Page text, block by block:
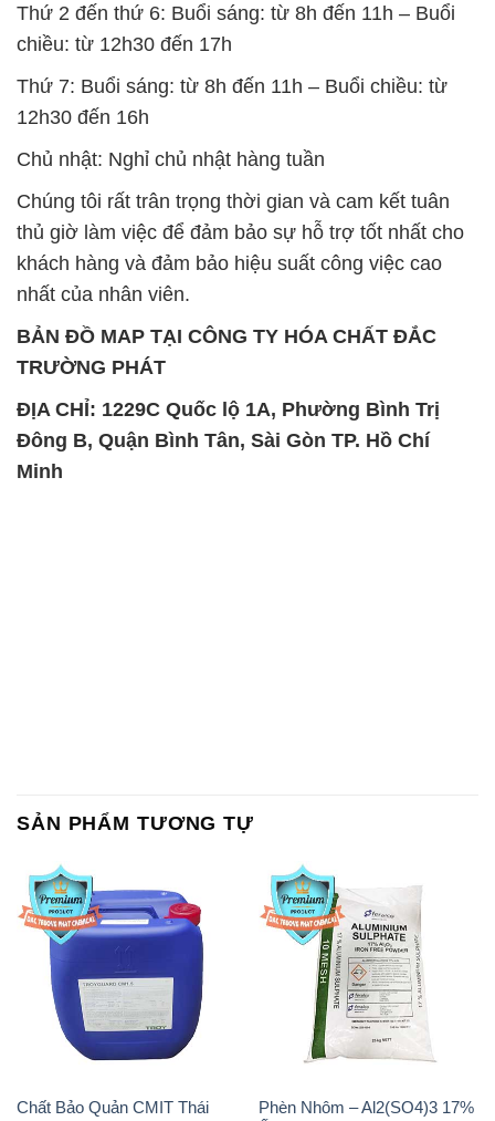
Thứ 2 đến thứ 6: Buổi sáng: từ 8h đến 11h – Buổi
chiều: từ 12h30 đến 17h
Thứ 7: Buổi sáng: từ 8h đến 11h – Buổi chiều: từ
12h30 đến 16h
Chủ nhật: Nghỉ chủ nhật hàng tuần
Chúng tôi rất trân trọng thời gian và cam kết tuân
thủ giờ làm việc để đảm bảo sự hỗ trợ tốt nhất cho
khách hàng và đảm bảo hiệu suất công việc cao
nhất của nhân viên.
BẢN ĐỒ MAP TẠI CÔNG TY HÓA CHẤT ĐẮC
TRƯỜNG PHÁT
ĐỊA CHỈ: 1229C Quốc lộ 1A, Phường Bình Trị
Đông B, Quận Bình Tân, Sài Gòn TP. Hồ Chí
Minh
SẢN PHẨM TƯƠNG TỰ
Chất Bảo Quản CMIT Thái
Phèn Nhôm – Al2(SO4)3 17%